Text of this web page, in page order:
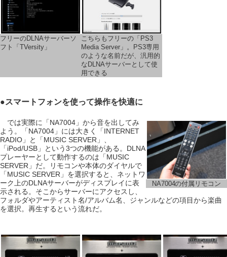
フリーのDLNAサーバーソ
フト「TVersity」
こちらもフリーの「PS3
Media Server」。PS3専用
のような名前だが、汎用的
なDLNAサーバーとして使
用できる
●スマートフォンを使って操作を快適に
NA7004の付属リモコン
では実際に「NA7004」から音を出してみ
よう。「NA7004」には大きく「INTERNET
RADIO」と「MUSIC SERVER」、
「iPod/USB」という3つの機能がある。DLNA
プレーヤーとして動作するのは「MUSIC
SERVER」だ。リモコンや本体のダイヤルで
「MUSIC SERVER」を選択すると、ネットワ
ーク上のDLNAサーバーがディスプレイに表
示される。そこからサーバーにアクセスし、
フォルダやアーティスト名/アルバム名、ジャンルなどの項目から楽曲
を選択。再生するという流れだ。